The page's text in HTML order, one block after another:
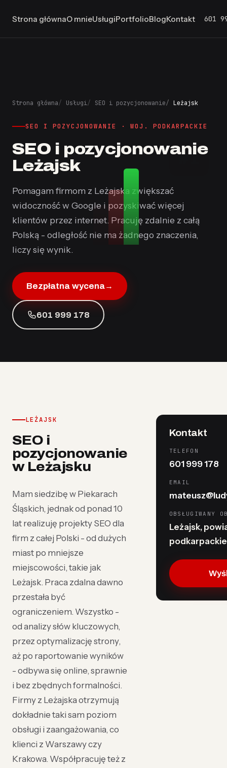
Strona głównaO mnieUsługiPortfolioBlogKontakt 601
#1
Strona główna Usługi SEO i pozycjonowanie Leżajsk
SEO I POZYCJONOWANIE · WOJ. PODKARPACKIE
SEO i pozycjonowanie
Leżajsk
Pomagam firmom z Leżajska zwiększać
widoczność w Google i pozyskiwać więcej
klientów przez internet. Pracuję zdalnie z całą
Polską - odległość nie ma żadnego znaczenia,
liczy się wynik.
Bezpłatna wycena→
601 999 178
LEŻAJSK
SEO i
pozycjonowanie
w Leżajsku
Mam siedzibę w Piekarach
Śląskich, jednak od ponad 10
lat realizuję projekty SEO dla
firm z całej Polski - od dużych
miast po mniejsze
miejscowości, takie jak
Leżajsk. Praca zdalna dawno
przestała być
ograniczeniem. Wszystko -
od analizy słów kluczowych,
przez optymalizację strony,
aż po raportowanie wyników
- odbywa się online, sprawnie
i bez zbędnych formalności.
Firmy z Leżajska otrzymują
dokładnie taki sam poziom
obsługi i zaangażowania, co
klienci z Warszawy czy
Krakowa. Współpracuję też z
Kontakt
TELEFON
601 999 178
EMAIL
OBSŁUGIWANY
Leżajsk,
podkarpackie